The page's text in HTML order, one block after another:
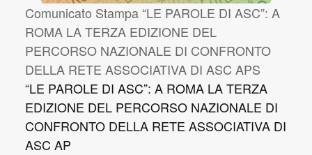
Comunicato Stampa “LE PAROLE DI ASC”: A
ROMA LA TERZA EDIZIONE DEL
PERCORSO NAZIONALE DI CONFRONTO
DELLA RETE ASSOCIATIVA DI ASC APS
“LE PAROLE DI ASC”: A ROMA LA TERZA
EDIZIONE DEL PERCORSO NAZIONALE DI
CONFRONTO DELLA RETE ASSOCIATIVA DI
ASC AP